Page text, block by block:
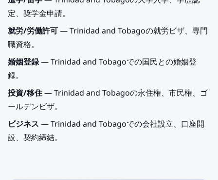
定、奨学金申請。
就労/労働許可— Trinidad and Tobagoの就労ビザ、専門
職資格。
婚姻登録— Trinidad and Tobagoでの国民との婚姻登
録。
投資/移住— Trinidad and Tobagoの永住権、市民権、ゴ
ールデンビザ。
ビジネス — Trinidad and Tobagoでの会社設立、口座開
設、契約締結。